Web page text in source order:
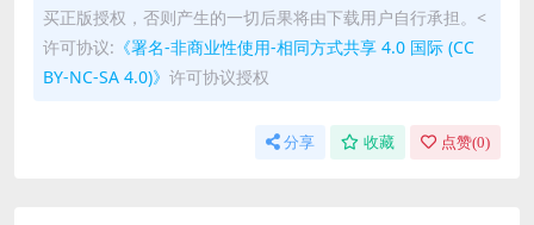
买正版授权，否则产生的一切后果将由下载用户自行承担。<
许可协议: 《署名-非商业性使用-相同方式共享 4.0 国际 (CC
BY-NC-SA 4.0)》 许可协议授权
分享 收藏 点赞(0)